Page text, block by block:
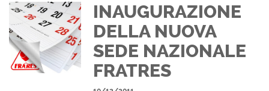
INAUGURAZIONE
DELLA NUOVA
SEDE NAZIONALE
FRATRES